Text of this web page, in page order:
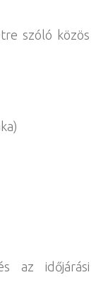
szóló közös
az időjárási